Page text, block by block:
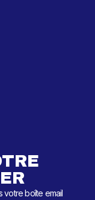
votre boîte email